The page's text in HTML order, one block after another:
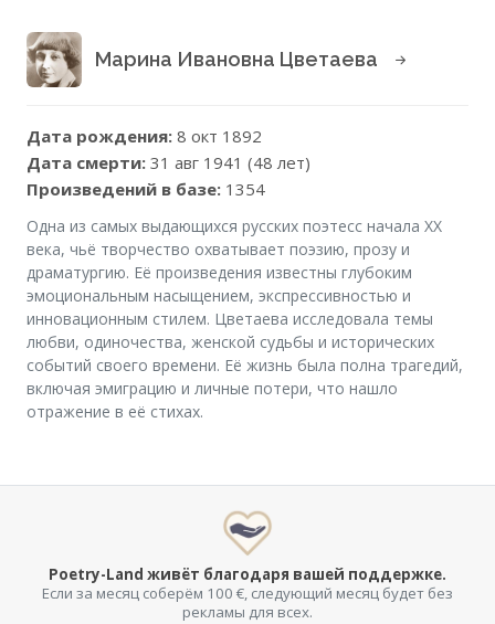
Марина Ивановна Цветаева
Дата рождения: 8 окт 1892
Дата смерти: 31 авг 1941 (48 лет)
Произведений в базе: 1354
Одна из самых выдающихся русских поэтесс начала XX
века, чьё творчество охватывает поэзию, прозу и
драматургию. Её произведения известны глубоким
эмоциональным насыщением, экспрессивностью и
инновационным стилем. Цветаева исследовала темы
любви, одиночества, женской судьбы и исторических
событий своего времени. Её жизнь была полна трагедий,
включая эмиграцию и личные потери, что нашло
отражение в её стихах.
Poetry-Land живёт благодаря вашей поддержке.
Если за месяц соберём 100 €, следующий месяц будет без
рекламы для всех.